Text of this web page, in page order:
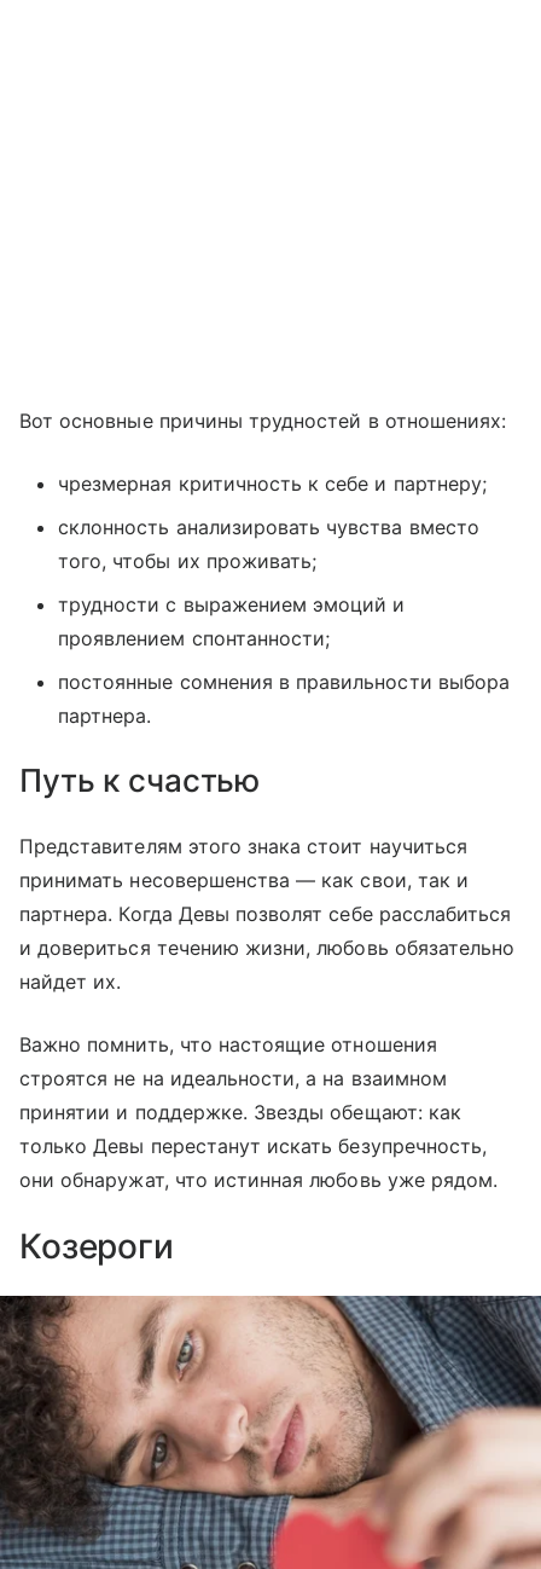
Вот основные причины трудностей в отношениях:
чрезмерная критичность к себе и партнеру;
склонность анализировать чувства вместо
того, чтобы их проживать;
трудности с выражением эмоций и
проявлением спонтанности;
постоянные сомнения в правильности выбора
партнера.
Путь к счастью
Представителям этого знака стоит научиться
принимать несовершенства — как свои, так и
партнера. Когда Девы позволят себе расслабиться
и довериться течению жизни, любовь обязательно
найдет их.
Важно помнить, что настоящие отношения
строятся не на идеальности, а на взаимном
принятии и поддержке. Звезды обещают: как
только Девы перестанут искать безупречность,
они обнаружат, что истинная любовь уже рядом.
Козероги